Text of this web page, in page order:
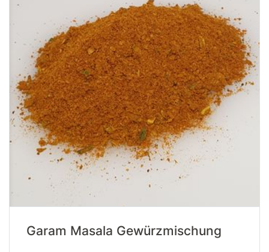
Garam Masala Gewürzmischung